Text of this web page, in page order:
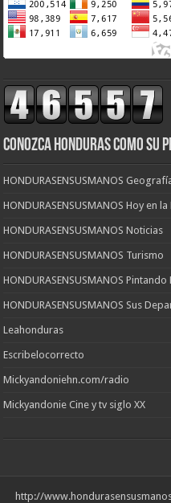
CONOZCA HONDURAS COMO SU
HONDURASENSUSMANOS
HONDURASENSUSMANOS Hoy en
HONDURASENSUSMANOS Noticias
HONDURASENSUSMANOS Turismo
HONDURASENSUSMANOS
HONDURASENSUSMANOS Sus
Leahonduras
Escribelocorrecto
Mickyandoniehn.com/radio
Mickyandonie Cine y tv siglo XX
http://